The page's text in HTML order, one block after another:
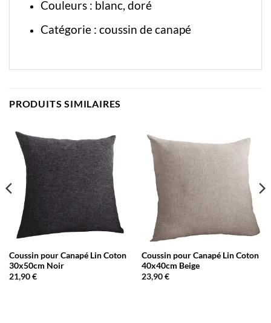
Couleurs : blanc, doré
Catégorie : coussin de canapé
PRODUITS SIMILAIRES
Coussin pour Canapé Lin Coton
30x50cm Noir
21,90€
Coussin pour Canapé Lin Coton
40x40cm Beige
23,90€